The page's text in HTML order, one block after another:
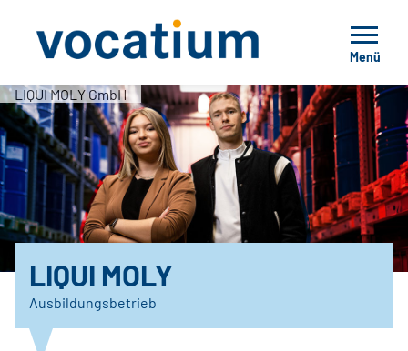
Menü
LIQUI MOLY GmbH
LIQUI MOLY
Ausbildungsbetrieb